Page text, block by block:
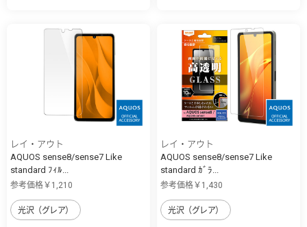
レイ・アウト
AQUOS sense8/sense7 Like
standard ﾌｨﾙ...
参考価格￥1,210
光沢（グレア）
レイ・アウト
AQUOS sense8/sense7 Like
standard ｶﾞﾗ...
参考価格￥1,430
光沢（グレア）